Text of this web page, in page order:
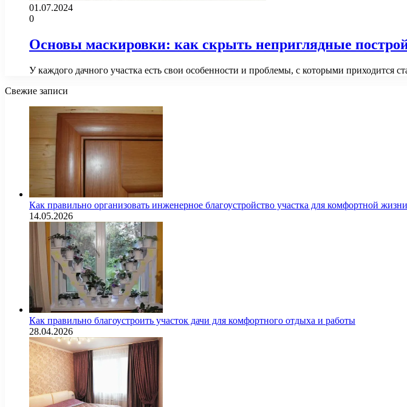
01.07.2024
0
Основы маскировки: как скрыть неприглядные
У каждого дачного участка есть свои особенности и проблемы, с которыми приходится
Свежие записи
Как правильно организовать инженерное благоустройство участка для комфортной жизни
14.05.2026
Как правильно благоустроить участок дачи для комфортного отдыха и работы
28.04.2026